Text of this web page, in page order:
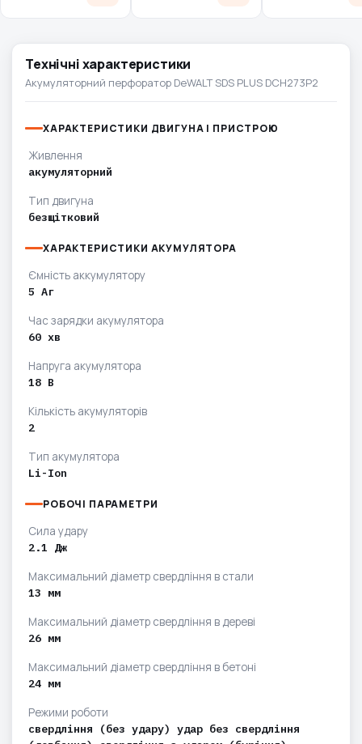
Технічні характеристики
Акумуляторний перфоратор DeWALT SDS PLUS DCH273P2
ХАРАКТЕРИСТИКИ ДВИГУНА І ПРИСТРОЮ
Живлення
акумуляторний
Тип двигуна
безщітковий
ХАРАКТЕРИСТИКИ АКУМУЛЯТОРА
Ємність аккумулятору
5 Аг
Час зарядки акумулятора
60 хв
Напруга акумулятора
18 В
Кількість акумуляторів
2
Тип акумулятора
Li-Ion
РОБОЧІ ПАРАМЕТРИ
Сила удару
2.1 Дж
Максимальний діаметр свердління в стали
13 мм
Максимальний діаметр свердління в дереві
26 мм
Максимальний діаметр свердління в бетоні
24 мм
Режими роботи
свердління (без удару) удар без свердління